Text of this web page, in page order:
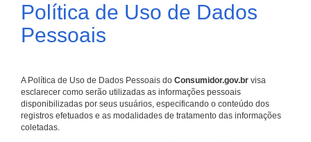
Política de Uso de Dados
Pessoais
A Política de Uso de Dados Pessoais do Consumidor.gov.br visa
esclarecer como serão utilizadas as informações pessoais
disponibilizadas por seus usuários, especificando o conteúdo dos
registros efetuados e as modalidades de tratamento das informações
coletadas.